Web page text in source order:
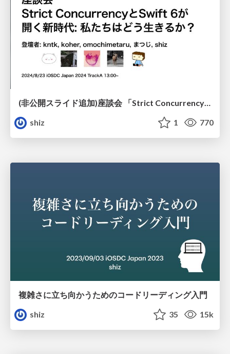
(非公開スライド追加)座談会 「Strict ConcurrencyとSwift 6が開く新時代: 私たちはどう生きるか？」
shiz
1 770
複雑さに立ち向かうためのコードリーディング入門
shiz
35 15k